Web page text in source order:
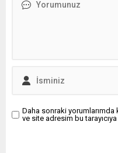
Daha sonraki yorumlarımda
ve site adresim bu